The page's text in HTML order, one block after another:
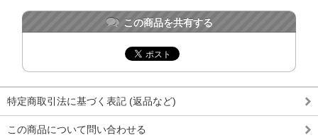
この商品を共有する
特定商取引法に基づく表記 (返品など)
この商品について問い合わせる